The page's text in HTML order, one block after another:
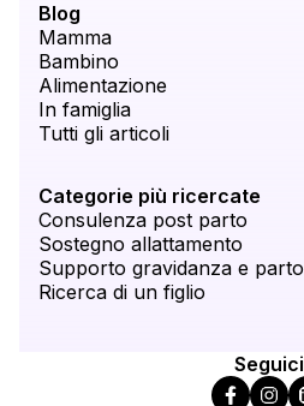
Blog
Mamma
Bambino
Alimentazione
In famiglia
Tutti gli articoli
Categorie più ricercate
Consulenza post parto
Sostegno allattamento
Supporto gravidanza e parto
Ricerca di un figlio
Seguici